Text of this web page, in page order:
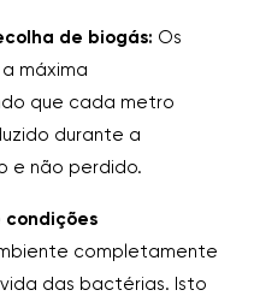
de biogás: Os
máxima
que cada metro
durante a
e não perdido.
completamente
das bactérias. Isto